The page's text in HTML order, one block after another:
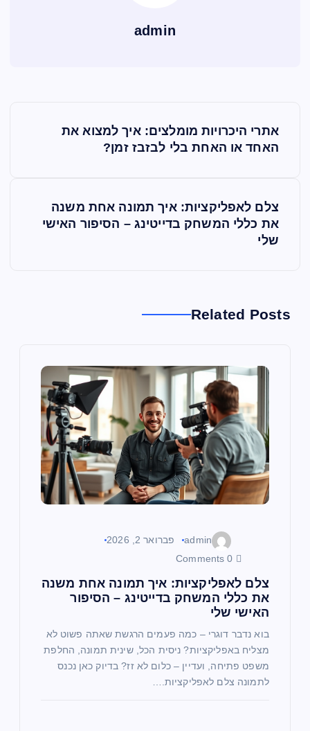
admin
אתרי היכרויות מומלצים: איך למצוא את
האחד או האחת בלי לבזבז זמן?
צלם לאפליקציות: איך תמונה אחת משנה
את כללי המשחק בדייטינג – הסיפור האישי
שלי
Related Posts
admin
פברואר 2, 2026
צלם לאפליקציות: איך תמונה אחת משנה
את כללי המשחק בדייטינג – הסיפור
האישי שלי
בוא נדבר דוגרי – כמה פעמים הרגשת שאתה פשוט לא
מצליח באפליקציות? ניסית הכל, שינית תמונה, החלפת
משפט פתיחה, ועדיין – כלום לא זז? בדיוק כאן נכנס
לתמונה צלם לאפליקציות.…